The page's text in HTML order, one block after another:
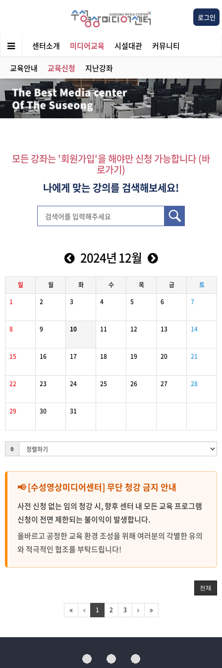
로그인
센터소개 미디어교육 시설대관 커뮤니티
교육안내 교육신청 지난강좌
모든 강좌는 '회원가입'을 해야만 신청 가능합니다 (바
로가기)
나에게 맞는 강의를 검색해보세요!
2024년 12월
일 월 화 수 목 금
토
1
2 3 4 5 6 7
8 9 10 11 12 13 14
15 16 17 18 19 20 21
22 23 24 25 26 27 28
29 30 31
📢 [수성영상미디어센터] 무단 청강 금지 안내
사전 신청 없는 임의 청강 시, 향후 센터 내 모든 교육 프로그램
신청이 전면 제한되는 불이익이 발생합니다.
올바르고 공정한 교육 환경 조성을 위해 여러분의 각별한 유의
와 적극적인 협조를 부탁드립니다!
전체
1 2 3